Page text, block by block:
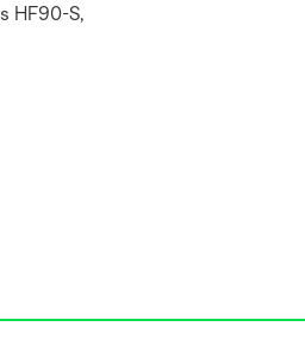
HF90-S,